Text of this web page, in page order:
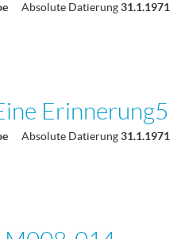
Absolute Datierung31.1.1971
Erinnerung5
Absolute Datierung31.1.1971